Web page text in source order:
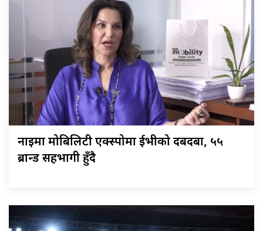
नाइमा मोबिलिटी एक्स्पोमा ईभीको दबदबा, ५५
ब्रान्ड सहभागी हुँदै